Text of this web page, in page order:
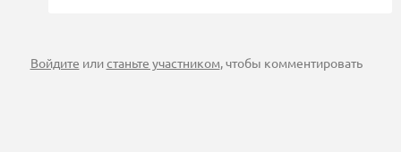
Войдите илистаньте участником, чтобы комментировать